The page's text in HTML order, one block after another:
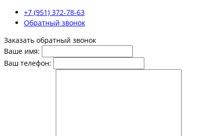
+7 (951) 372-78-63
Обратный звонок
Заказать обратный звонок
Ваше имя:
Ваш телефон: